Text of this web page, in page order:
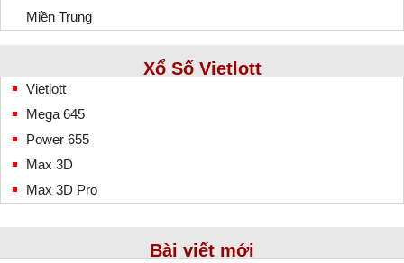
Miền Trung
Xổ Số Vietlott
Vietlott
Mega 645
Power 655
Max 3D
Max 3D Pro
Bài viết mới